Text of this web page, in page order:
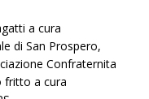
a cura
di San Prospero,
Confraternita
fritto a cura